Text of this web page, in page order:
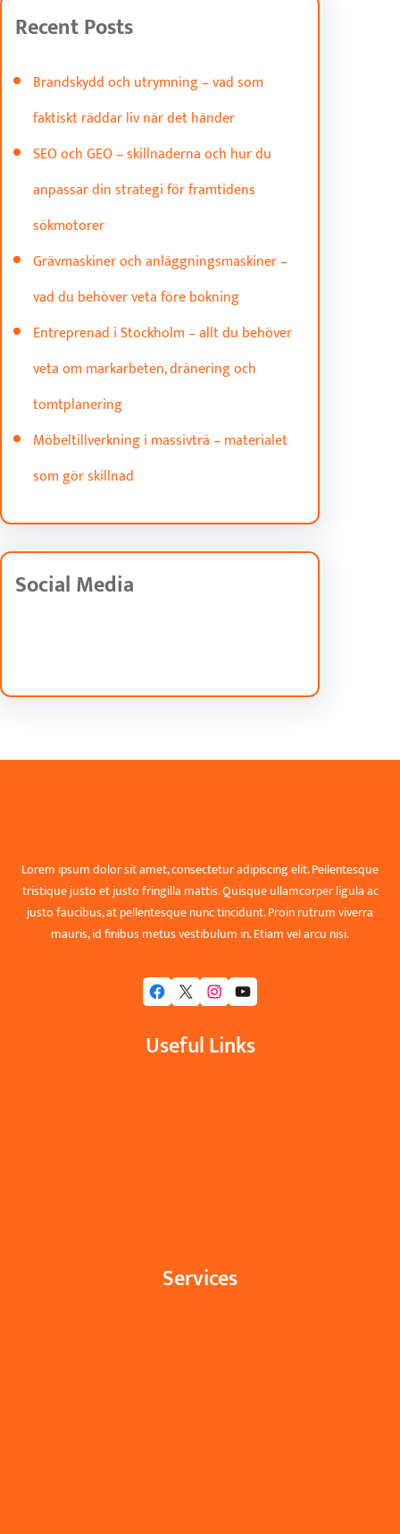
Recent Posts
Brandskydd och utrymning – vad som
faktiskt räddar liv när det händer
SEO och GEO – skillnaderna och hur du
anpassar din strategi för framtidens
sökmotorer
Grävmaskiner och anläggningsmaskiner –
vad du behöver veta före bokning
Entreprenad i Stockholm – allt du behöver
veta om markarbeten, dränering och
tomtplanering
Möbeltillverkning i massivträ – materialet
som gör skillnad
Social Media
Lorem ipsum dolor sit amet, consectetur adipiscing elit. Pellentesque
tristique justo et justo fringilla mattis. Quisque ullamcorper ligula ac
justo faucibus, at pellentesque nunc tincidunt. Proin rutrum viverra
mauris, id finibus metus vestibulum in. Etiam vel arcu nisi.
Facebook X Instagram YouTube
Useful Links
Services